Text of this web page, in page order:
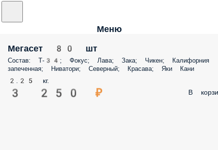
Меню
Мегасет 80 шт
Состав: Т-34; Фокус; Лава; Зака; Чикен; Калифорния
запеченная; Ниватори; Северный; Красава; Яки Кани
2.25 кг.
3 250 ₽ В